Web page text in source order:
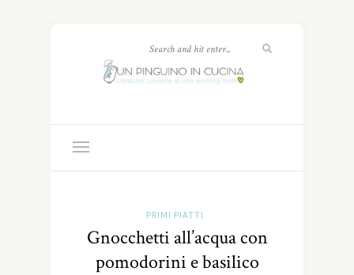
PRIMI PIATTI
Gnocchetti all’acqua con
pomodorini e basilico